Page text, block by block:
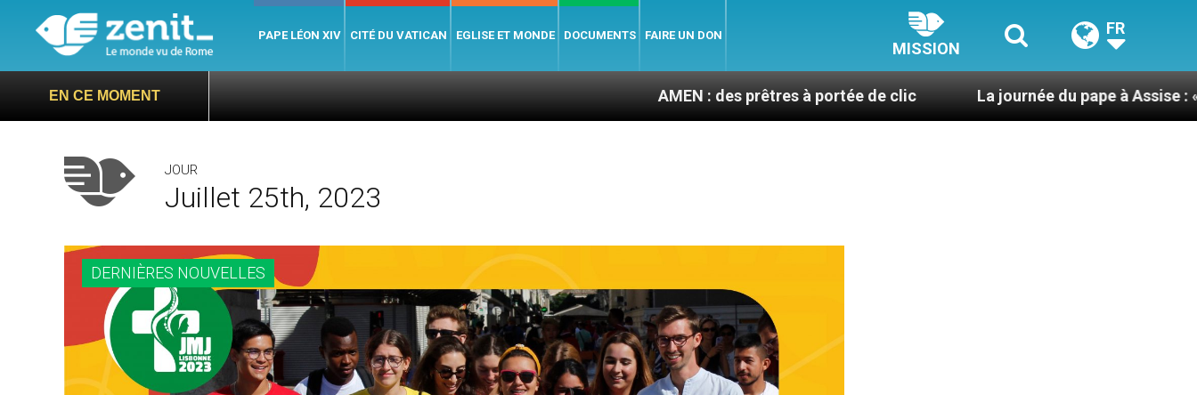
PAPE LÉON XIV CITÉ DU VATICAN EGLISE ET MONDE DOCUMENTS FAIRE UN DON
MISSION
FR
EN CE MOMENT AMEN : des prêtres à portée de clic La journée du pape à Assise : « Allons-y !
JOUR
Juillet 25th, 2023
DERNIÈRES NOUVELLES